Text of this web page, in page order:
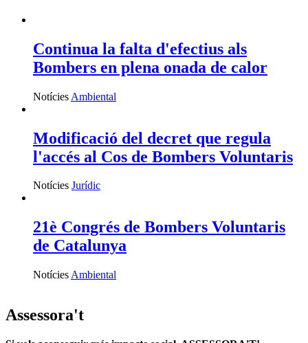
Continua la falta d'efectius als
Bombers en plena onada de calor
Notícies Ambiental
Modificació del decret que regula
l'accés al Cos de Bombers Voluntaris
Notícies Jurídic
21è Congrés de Bombers Voluntaris
de Catalunya
Notícies Ambiental
Assessora't